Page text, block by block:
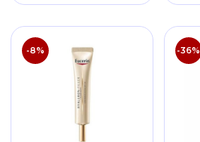
-8% -36%